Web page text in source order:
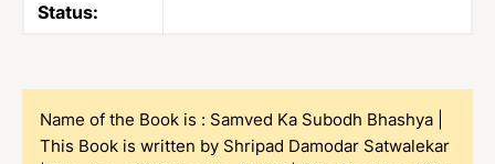
Status:
Name of the Book is : Samved Ka Subodh Bhashya |
This Book is written by Shripad Damodar Satwalekar